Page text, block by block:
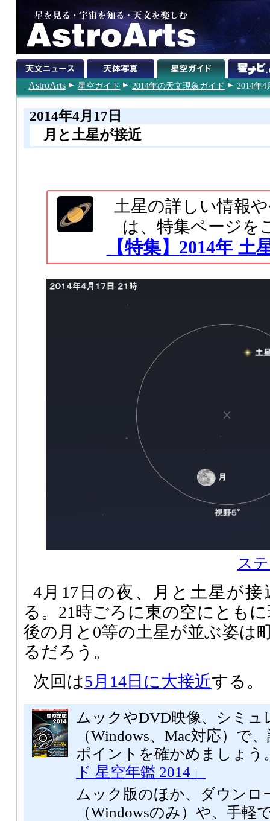
AstroArts 星空ガイド 2014年の天文現象ガイド 2014年4
2014年4月17日
月と土星が接近
土星の詳しい情報
は、特集ページを
【特集】2014年 土
ス
4月17日の夜、月と土星が
る。21時ごろに東の空にとも
後の月と0等の土星が並ぶ姿は
るだろう。
次回は5月14日に大接近する。
ムックやDVD映像、シミュ
（Windows、Mac対応）で
ポイントを確かめましょ
ド 星空年鑑 2014」
ムック版のほか、ダウンロ
（Windowsのみ）や、手軽